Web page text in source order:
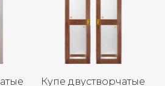
Купе двустворчатые